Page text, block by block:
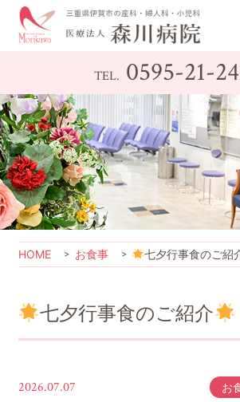
TEL. 0595-21-
HOME お食事 七夕行事食のご紹
七夕行事食のご紹介
2026.07.07 お